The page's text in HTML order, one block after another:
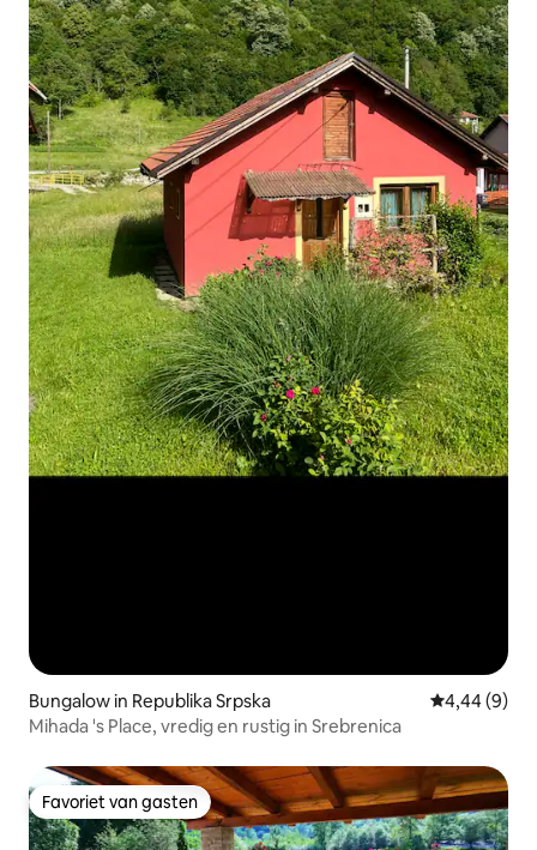
Bungalow in Republika Srpska Gemiddelde
4,44 (9)
Mihada 's Place, vredig en rustig in Srebrenica
Favoriet van gasten
Favoriet van gasten